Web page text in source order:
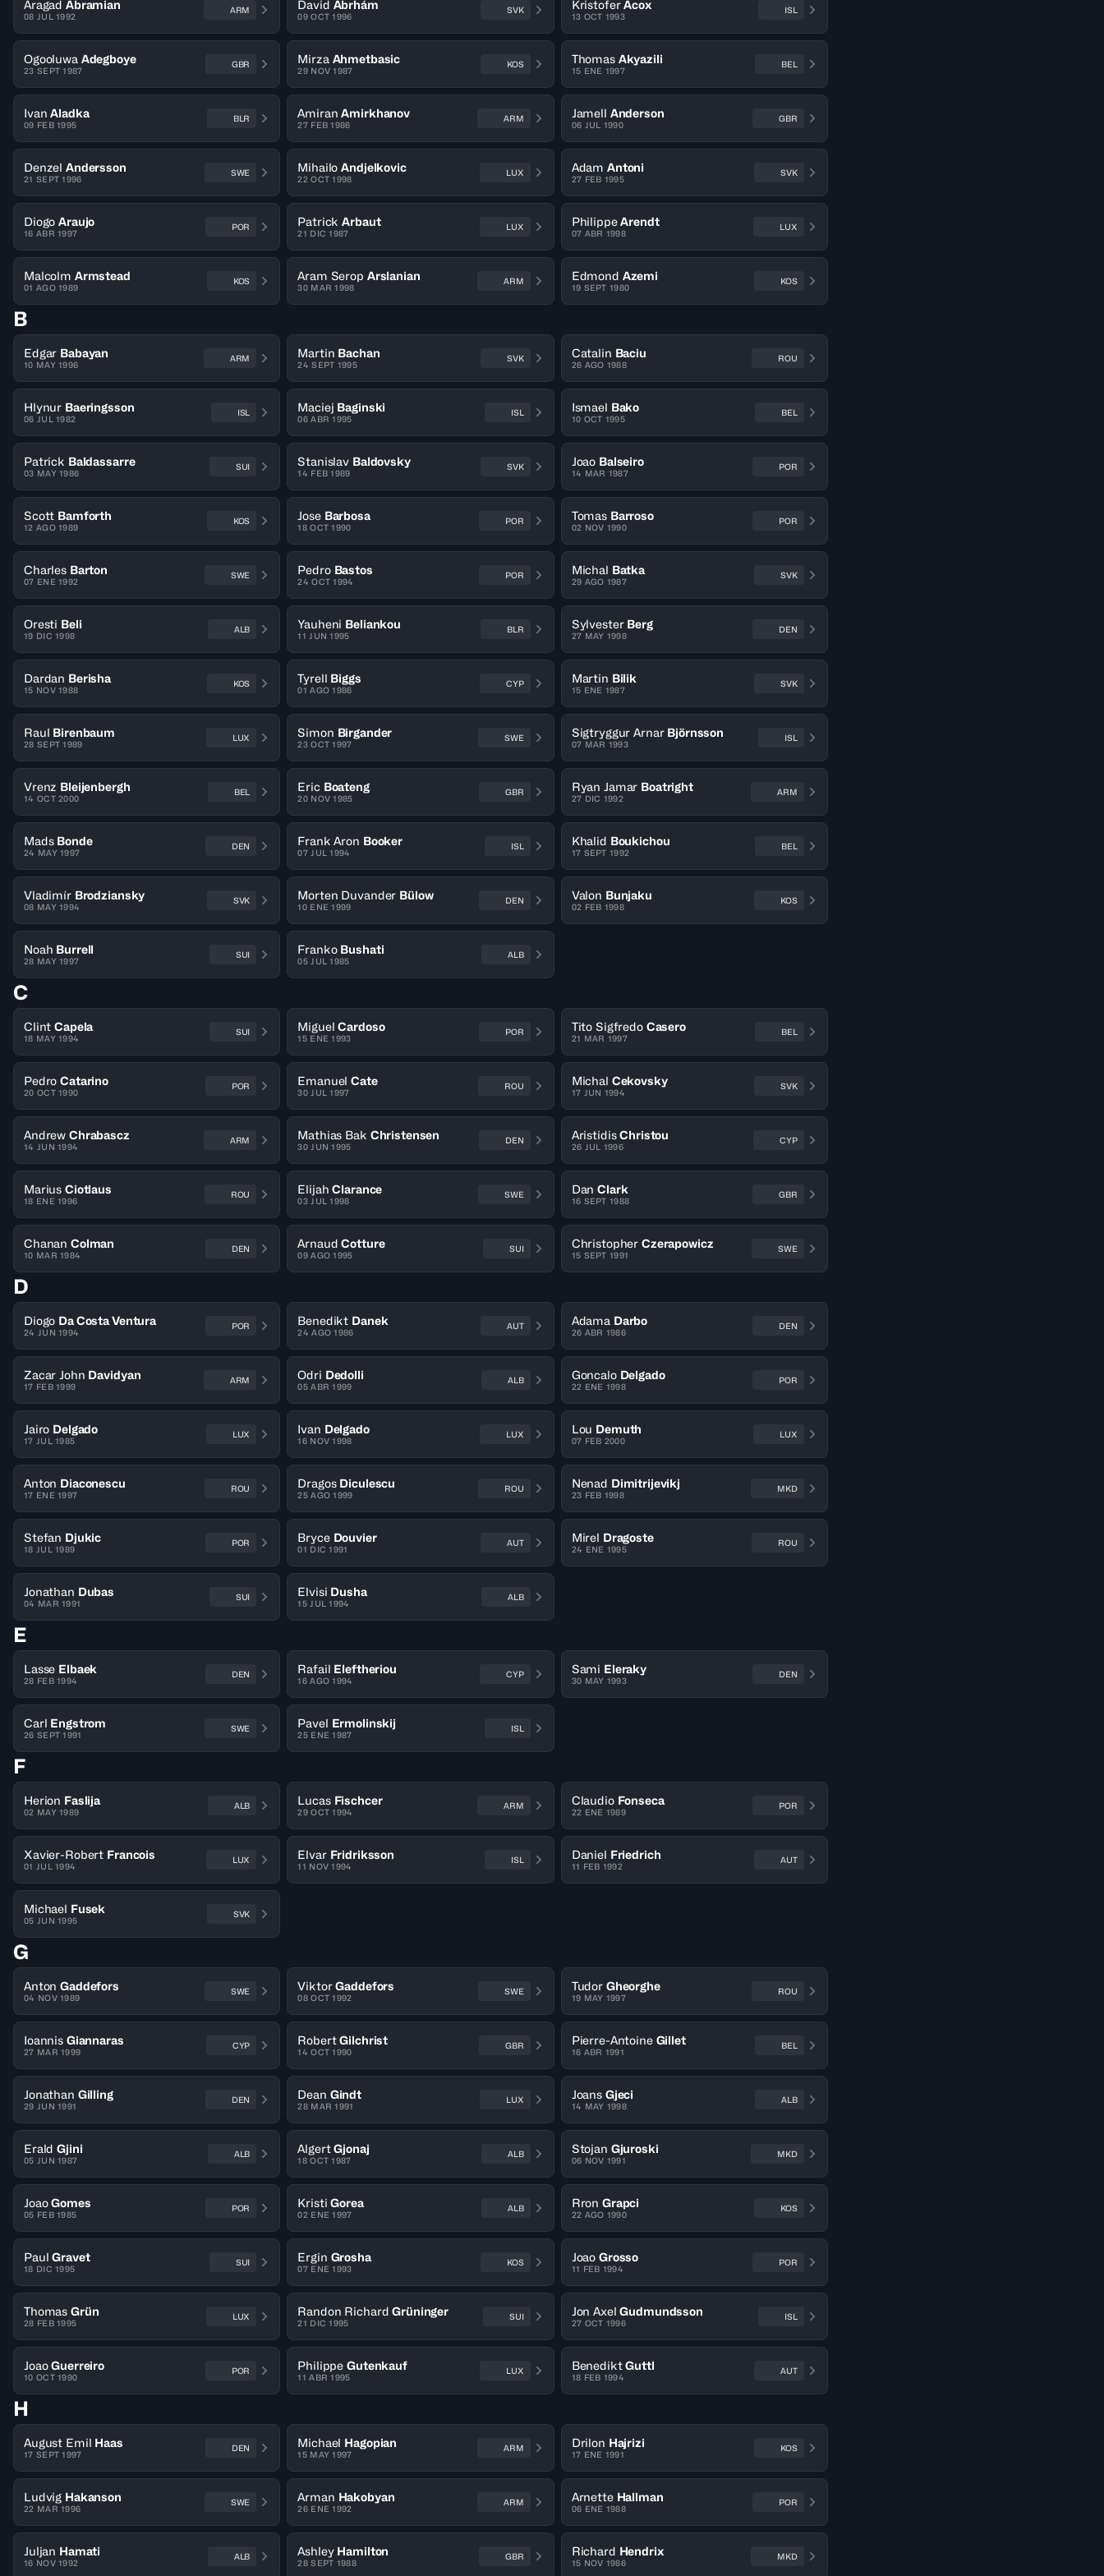
Aragad Abramian
08 JUL 1992
ARM David Abrhám
09 OCT 1996
SVK Kristofer Acox
13 OCT 1993
ISL
Ogooluwa Adegboye
23 SEPT 1987
GBR Mirza Ahmetbasic
29 NOV 1987
KOS Thomas Akyazili
15 ENE 1997
BEL
Ivan Aladka
09 FEB 1995
BLR Amiran Amirkhanov
27 FEB 1986
ARM Jamell Anderson
06 JUL 1990
GBR
Denzel Andersson
21 SEPT 1996
SWE Mihailo Andjelkovic
22 OCT 1998
LUX Adam Antoni
27 FEB 1995
SVK
Diogo Araujo
16 ABR 1997
POR Patrick Arbaut
21 DIC 1987
LUX Philippe Arendt
07 ABR 1998
LUX
Malcolm Armstead
01 AGO 1989
KOS Aram Serop Arslanian
30 MAR 1998
ARM Edmond Azemi
19 SEPT 1980
KOS
B
Edgar Babayan
10 MAY 1996
ARM Martin Bachan
24 SEPT 1995
SVK Catalin Baciu
26 AGO 1988
ROU
Hlynur Baeringsson
06 JUL 1982
ISL Maciej Baginski
06 ABR 1995
ISL Ismael Bako
10 OCT 1995
BEL
Patrick Baldassarre
03 MAY 1986
SUI Stanislav Baldovsky
14 FEB 1989
SVK Joao Balseiro
14 MAR 1987
POR
Scott Bamforth
12 AGO 1989
KOS Jose Barbosa
18 OCT 1990
POR Tomas Barroso
02 NOV 1990
POR
Charles Barton
07 ENE 1992
SWE Pedro Bastos
24 OCT 1994
POR Michal Batka
29 AGO 1987
SVK
Oresti Beli
19 DIC 1998
ALB Yauheni Beliankou
11 JUN 1995
BLR Sylvester Berg
27 MAY 1998
DEN
Dardan Berisha
15 NOV 1988
KOS Tyrell Biggs
01 AGO 1986
CYP Martin Bilik
15 ENE 1987
SVK
Raul Birenbaum
28 SEPT 1989
LUX Simon Birgander
23 OCT 1997
SWE Sigtryggur Arnar Björnsson
07 MAR 1993
ISL
Vrenz Bleijenbergh
14 OCT 2000
BEL Eric Boateng
20 NOV 1985
GBR Ryan Jamar Boatright
27 DIC 1992
ARM
Mads Bonde
24 MAY 1997
DEN Frank Aron Booker
07 JUL 1994
ISL Khalid Boukichou
17 SEPT 1992
BEL
Vladimír Brodziansky
08 MAY 1994
SVK Morten Duvander Bülow
10 ENE 1999
DEN Valon Bunjaku
02 FEB 1998
KOS
Noah Burrell
28 MAY 1997
SUI Franko Bushati
05 JUL 1985
ALB
C
Clint Capela
18 MAY 1994
SUI Miguel Cardoso
15 ENE 1993
POR Tito Sigfredo Casero
21 MAR 1997
BEL
Pedro Catarino
20 OCT 1990
POR Emanuel Cate
30 JUL 1997
ROU Michal Cekovsky
17 JUN 1994
SVK
Andrew Chrabascz
14 JUN 1994
ARM Mathias Bak Christensen
30 JUN 1995
DEN Aristidis Christou
26 JUL 1996
CYP
Marius Ciotlaus
18 ENE 1996
ROU Elijah Clarance
03 JUL 1998
SWE Dan Clark
16 SEPT 1988
GBR
Chanan Colman
10 MAR 1984
DEN Arnaud Cotture
09 AGO 1995
SUI Christopher Czerapowicz
15 SEPT 1991
SWE
D
Diogo Da Costa Ventura
24 JUN 1994
POR Benedikt Danek
24 AGO 1986
AUT Adama Darbo
26 ABR 1986
DEN
Zacar John Davidyan
17 FEB 1999
ARM Odri Dedolli
05 ABR 1999
ALB Goncalo Delgado
22 ENE 1998
POR
Jairo Delgado
17 JUL 1985
LUX Ivan Delgado
16 NOV 1998
LUX Lou Demuth
07 FEB 2000
LUX
Anton Diaconescu
17 ENE 1997
ROU Dragos Diculescu
25 AGO 1999
ROU Nenad Dimitrijevikj
23 FEB 1998
MKD
Stefan Djukic
18 JUL 1989
POR Bryce Douvier
01 DIC 1991
AUT Mirel Dragoste
24 ENE 1995
ROU
Jonathan Dubas
04 MAR 1991
SUI Elvisi Dusha
15 JUL 1994
ALB
E
Lasse Elbaek
28 FEB 1994
DEN Rafail Eleftheriou
16 AGO 1994
CYP Sami Eleraky
30 MAY 1993
DEN
Carl Engstrom
26 SEPT 1991
SWE Pavel Ermolinskij
25 ENE 1987
ISL
F
Herion Faslija
02 MAY 1989
ALB Lucas Fischcer
29 OCT 1994
ARM Claudio Fonseca
22 ENE 1989
POR
Xavier-Robert Francois
01 JUL 1994
LUX Elvar Fridriksson
11 NOV 1994
ISL Daniel Friedrich
11 FEB 1992
AUT
Michael Fusek
05 JUN 1995
SVK
G
Anton Gaddefors
04 NOV 1989
SWE Viktor Gaddefors
08 OCT 1992
SWE Tudor Gheorghe
19 MAY 1997
ROU
Ioannis Giannaras
27 MAR 1999
CYP Robert Gilchrist
14 OCT 1990
GBR Pierre-Antoine Gillet
16 ABR 1991
BEL
Jonathan Gilling
29 JUN 1991
DEN Dean Gindt
28 MAR 1991
LUX Joans Gjeci
14 MAY 1998
ALB
Erald Gjini
05 JUN 1987
ALB Algert Gjonaj
18 OCT 1987
ALB Stojan Gjuroski
06 NOV 1991
MKD
Joao Gomes
05 FEB 1985
POR Kristi Gorea
02 ENE 1997
ALB Rron Grapci
22 AGO 1990
KOS
Paul Gravet
18 DIC 1995
SUI Ergin Grosha
07 ENE 1993
KOS Joao Grosso
11 FEB 1994
POR
Thomas Grün
28 FEB 1995
LUX Randon Richard Grüninger
21 DIC 1995
SUI Jon Axel Gudmundsson
27 OCT 1996
ISL
Joao Guerreiro
10 OCT 1990
POR Philippe Gutenkauf
11 ABR 1995
LUX Benedikt Guttl
18 FEB 1994
AUT
H
August Emil Haas
17 SEPT 1997
DEN Michael Hagopian
15 MAY 1997
ARM Drilon Hajrizi
17 ENE 1991
KOS
Ludvig Hakanson
22 MAR 1996
SWE Arman Hakobyan
26 ENE 1992
ARM Arnette Hallman
06 ENE 1988
POR
Juljan Hamati
16 NOV 1992
ALB Ashley Hamilton
28 SEPT 1988
GBR Richard Hendrix
15 NOV 1986
MKD